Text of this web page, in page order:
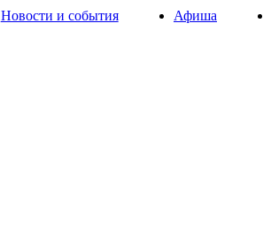
Новости и события Афиша